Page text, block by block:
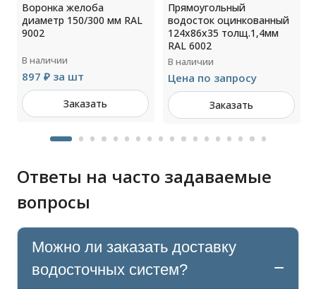
Воронка желоба
диаметр 150/300 мм RAL
9002
В наличии
897 ₽ за шт
Заказать
Прямоугольный
водосток оцинкованный
124х86х35 толщ.1,4мм
RAL 6002
В наличии
Цена по запросу
Заказать
Ответы на часто задаваемые
вопросы
Можно ли заказать доставку
водосточных систем?